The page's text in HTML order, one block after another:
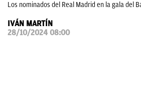
Los nominados del Real Madrid en la gala del
IVÁN MARTÍN
28/10/2024 08:00